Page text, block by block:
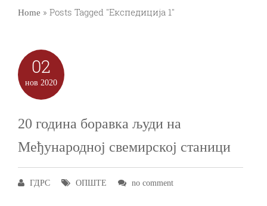
Home » Posts Tagged "Експедиција 1"
02
нов 2020
20 година боравка људи на
Међународној свемирској станици
ГДРС ОПШТЕ no comment